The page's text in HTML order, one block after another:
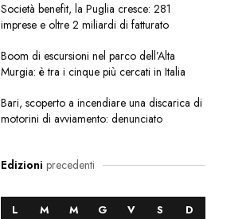
Società benefit, la Puglia cresce: 281
imprese e oltre 2 miliardi di fatturato
Boom di escursioni nel parco dell’Alta
Murgia: è tra i cinque più cercati in Italia
Bari, scoperto a incendiare una discarica di
motorini di avviamento: denunciato
Edizioni precedenti
L M M G V S
D